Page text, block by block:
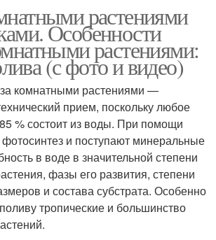
растениями
Особенности
растениями:
(с фото и видео)
комнатными растениями —
прием, поскольку любое
% состоит из воды. При помощи
и поступают минеральные
в воде в значительной степени
фазы его развития, степени
и состава субстрата. Особенно
тропические и большинство